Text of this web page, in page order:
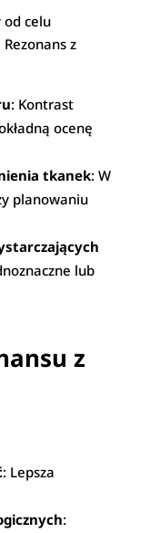
od celu
z
: Kontrast
ocenę
tkanek: W
planowaniu
lub
z
: Lepsza
: